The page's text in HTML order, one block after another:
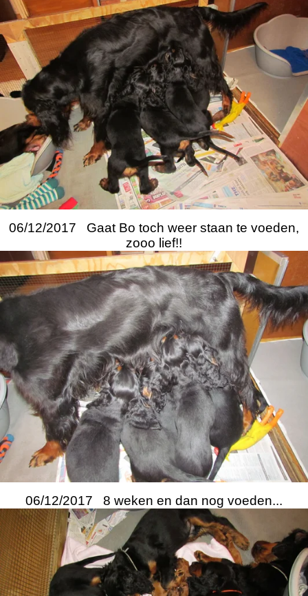
06/12/2017 Gaat Bo toch weer staan te voeden,
zooo lief!!
06/12/2017 8 weken en dan nog voeden...